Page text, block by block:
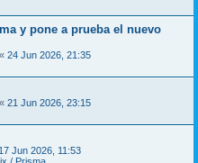
y pone a prueba el nuevo
24 Jun 2026, 21:35
21 Jun 2026, 23:15
17 Jun 2026, 11:53
/ Prisma